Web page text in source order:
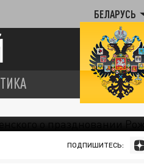
БЕЛАРУСЬ
ПОДПИШИТЕСЬ: